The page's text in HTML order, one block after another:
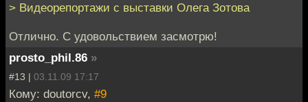
> Видеорепортажи с выставки Олега Зотова
Отлично. С удовольствием засмотрю!
prosto_phil.86 »
#13 | 03.11.09 17:17
Кому: doutorcv, #9